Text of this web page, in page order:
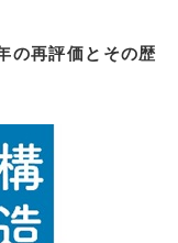
の再評価とその歴